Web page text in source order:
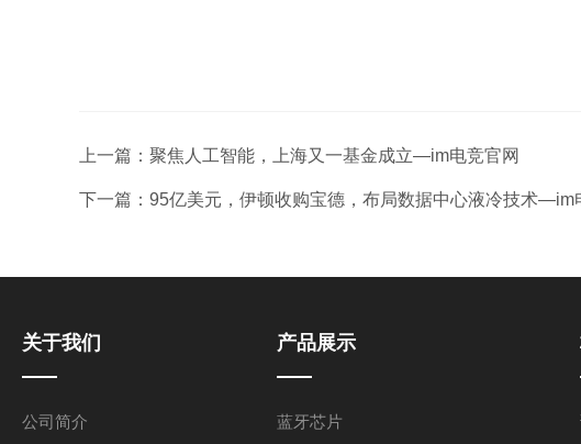
上一篇： 聚焦人工智能，上海又一基金成立—im电竞官网
下一篇： 95亿美元，伊顿收购宝德，布局数据中心液冷技术—im
关于我们
公司简介
产品展示
蓝牙芯片